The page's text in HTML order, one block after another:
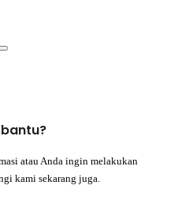
atau Anda ingin melakukan
kami sekarang juga.